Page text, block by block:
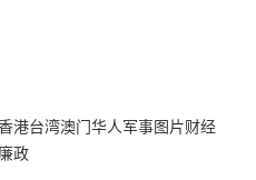
港台湾澳门华人军事图片财经
廉政